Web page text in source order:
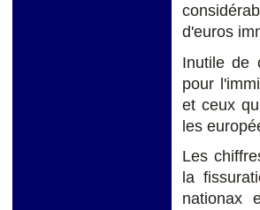
d'euros
Inutile de
pour
et ceux
les
Les
la
nationax